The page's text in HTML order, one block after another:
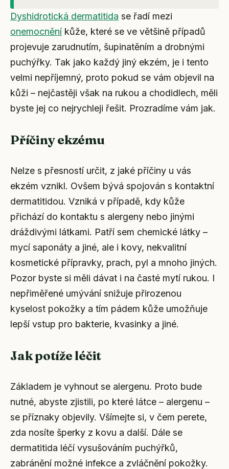
Dyshidrotická dermatitida se řadí mezi
onemocnění kůže, které se ve většině případů
projevuje zarudnutím, šupinatěním a drobnými
puchýřky. Tak jako každý jiný ekzém, je i tento
velmi nepříjemný, proto pokud se vám objevil na
kůži – nejčastěji však na rukou a chodidlech, měli
byste jej co nejrychleji řešit. Prozradíme vám jak.
Příčiny ekzému
Nelze s přesností určit, z jaké příčiny u vás
ekzém vznikl. Ovšem bývá spojován s kontaktní
dermatitidou. Vzniká v případě, kdy kůže
přichází do kontaktu s alergeny nebo jinými
dráždivými látkami. Patří sem chemické látky –
mycí saponáty a jiné, ale i kovy, nekvalitní
kosmetické přípravky, prach, pyl a mnoho jiných.
Pozor byste si měli dávat i na časté mytí rukou. I
nepřiměřené umývání snižuje přirozenou
kyselost pokožky a tím pádem kůže umožňuje
lepší vstup pro bakterie, kvasinky a jiné.
Jak potíže léčit
Základem je vyhnout se alergenu. Proto bude
nutné, abyste zjistili, po které látce – alergenu –
se příznaky objevily. Všímejte si, v čem perete,
zda nosíte šperky z kovu a další. Dále se
dermatitida léčí vysušováním puchýřků,
zabránění možné infekce a zvláčnění pokožky.